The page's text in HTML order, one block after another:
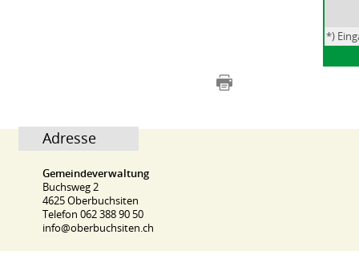
*)
Adresse
Gemeindeverwaltung
Buchsweg 2
4625 Oberbuchsiten
Telefon 062 388 90 50
info@oberbuchsiten.ch